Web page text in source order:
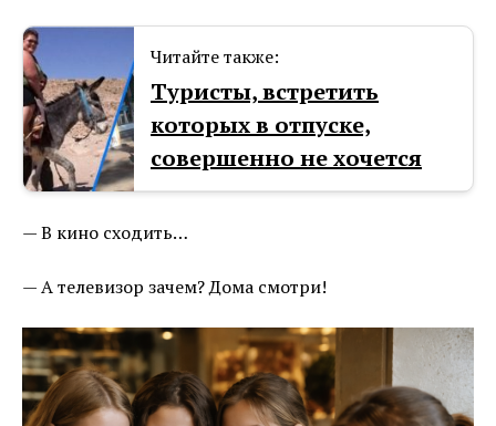
Читайте также:
Туристы, встретить
которых в отпуске,
совершенно не хочется
— В кино сходить…
— А телевизор зачем? Дома смотри!